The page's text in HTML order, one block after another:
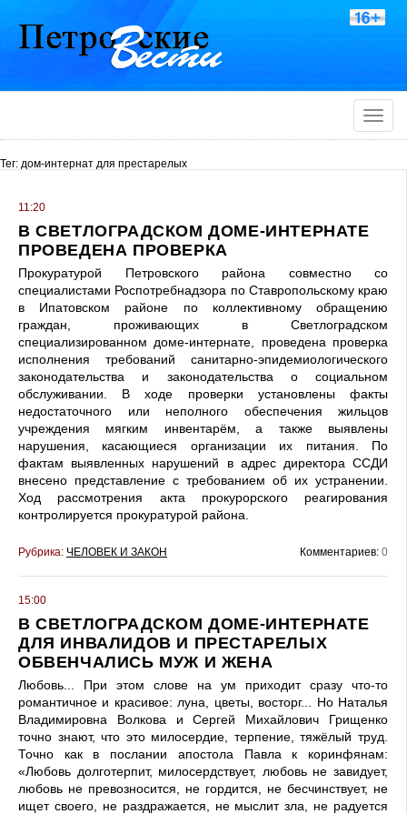
Toggle
Тег: дом-интернат для престарелых
11:20
В СВЕТЛОГРАДСКОМ ДОМЕ-ИНТЕРНАТЕ
ПРОВЕДЕНА ПРОВЕРКА
Прокуратурой Петровского района совместно со
специалистами Роспотребнадзора по Ставропольскому краю
в Ипатовском районе по коллективному обращению
граждан, проживающих в Светлоградском
специализированном доме-интернате, проведена проверка
исполнения требований санитарно-эпидемиологического
законодательства и законодательства о социальном
обслуживании. В ходе проверки установлены факты
недостаточного или неполного обеспечения жильцов
учреждения мягким инвентарём, а также выявлены
нарушения, касающиеся организации их питания. По
фактам выявленных нарушений в адрес директора ССДИ
внесено представление с требованием об их устранении.
Ход рассмотрения акта прокурорского реагирования
контролируется прокуратурой района.
Рубрика: ЧЕЛОВЕК И ЗАКОН Комментариев: 0
15:00
В СВЕТЛОГРАДСКОМ ДОМЕ-ИНТЕРНАТЕ
ДЛЯ ИНВАЛИДОВ И ПРЕСТАРЕЛЫХ
ОБВЕНЧАЛИСЬ МУЖ И ЖЕНА
Любовь... При этом слове на ум приходит сразу что-то
романтичное и красивое: луна, цветы, восторг... Но Наталья
Владимировна Волкова и Сергей Михайлович Грищенко
точно знают, что это милосердие, терпение, тяжёлый труд.
Точно как в послании апостола Павла к коринфянам:
«Любовь долготерпит, милосердствует, любовь не завидует,
любовь не превозносится, не гордится, не бесчинствует, не
ищет своего, не раздражается, не мыслит зла, не радуется